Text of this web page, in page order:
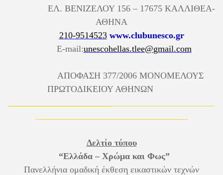
ΕΛ. ΒΕΝΙΖΕΛΟΥ 156 – 17675 ΚΑΛΛΙΘΕΑ-
ΑΘΗΝΑ
210-9514523www.clubunesco.gr
E-mail:unescohellas.tlee@gmail.com
ΑΠΟΦΑΣΗ 377/2006 ΜΟΝΟΜΕΛΟΥΣ
ΠΡΩΤΟΔΙΚΕΙΟΥ ΑΘΗΝΩΝ
Δελτίο τύπου
“Ελλάδα – Χρώμα και Φως”
Πανελλήνια ομαδική έκθεση εικαστικών τεχνών